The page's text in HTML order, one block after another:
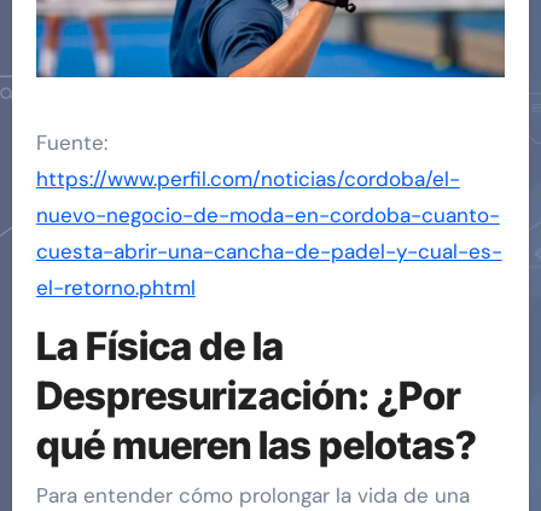
Fuente:
https://www.perfil.com/noticias/cordoba/el-
nuevo-negocio-de-moda-en-cordoba-cuanto-
cuesta-abrir-una-cancha-de-padel-y-cual-es-
el-retorno.phtml
La Física de la
Despresurización: ¿Por
qué mueren las pelotas?
Para entender cómo prolongar la vida de una